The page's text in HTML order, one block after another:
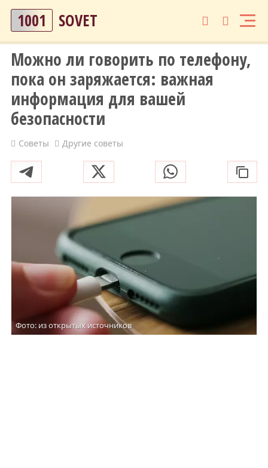
1001 SOVET
Можно ли говорить по телефону,
пока он заряжается: важная
информация для вашей
безопасности
Советы Другие советы
Фото: из открытых источников